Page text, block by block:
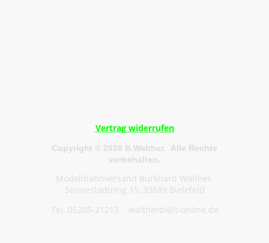
Vertrag widerrufen
Copyright © 2026 B.Walther. Alle Rechte
vorbehalten.
Modellbahnversand Burkhard Walther,
Sennestadtring 15, 33689 Bielefeld
Tel. 05205-21213 waltherbi@t-online.de